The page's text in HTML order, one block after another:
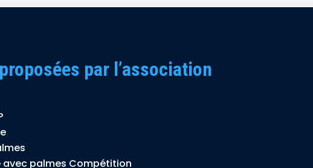
par l’association
avec palmes Compétition